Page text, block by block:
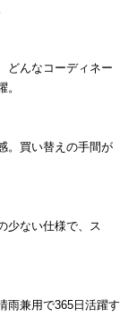
どんなコーディネー
。買い替えの手間が
少ない仕様で、ス
雨兼用で365日活躍す